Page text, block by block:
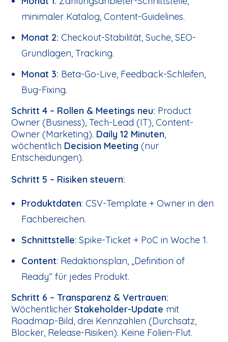
minimaler Katalog, Content-Guidelines.
Monat 2: Checkout-Stabilität, Suche, SEO-
Grundlagen, Tracking.
Monat 3: Beta-Go-Live, Feedback-Schleifen,
Bug-Fixing.
Schritt 4 – Rollen & Meetings neu: Product
Owner (Business), Tech-Lead (IT), Content-
Owner (Marketing). Daily 12 Minuten,
wöchentlich Decision Meeting (nur
Entscheidungen).
Schritt 5 – Risiken steuern:
Produktdaten: CSV-Template + Owner in den
Fachbereichen.
Schnittstelle: Spike-Ticket + PoC in Woche 1.
Content: Redaktionsplan, „Definition of
Ready“ für jedes Produkt.
Schritt 6 – Transparenz & Vertrauen:
Wöchentlicher Stakeholder-Update mit
Roadmap-Bild, drei Kennzahlen (Durchsatz,
Blocker, Release-Risiken). Keine Folien-Flut.